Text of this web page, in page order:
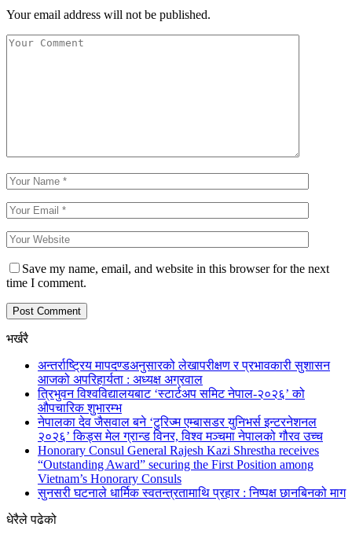
Your email address will not be published.
Save my name, email, and website in this browser for the next
time I comment.
भर्खरै
अन्तर्राष्ट्रिय मापदण्डअनुसारको लेखापरीक्षण र प्रभावकारी सुशासन
आजको अपरिहार्यता : अध्यक्ष अग्रवाल
त्रिभुवन विश्वविद्यालयबाट ‘स्टार्टअप समिट नेपाल-२०२६’ को
औपचारिक शुभारम्भ
नेपालका देव जैसवाल बने ‘टुरिज्म एम्बासडर युनिभर्स इन्टरनेशनल
२०२६’ किड्स मेल ग्रान्ड विनर, विश्व मञ्चमा नेपालको गौरव उच्च
Honorary Consul General Rajesh Kazi Shrestha receives
“Outstanding Award” securing the First Position among
Vietnam’s Honorary Consuls
सुनसरी घटनाले धार्मिक स्वतन्त्रतामाथि प्रहार : निष्पक्ष छानबिनको माग
धेरैले पढेको